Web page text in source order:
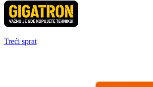
Treći sprat